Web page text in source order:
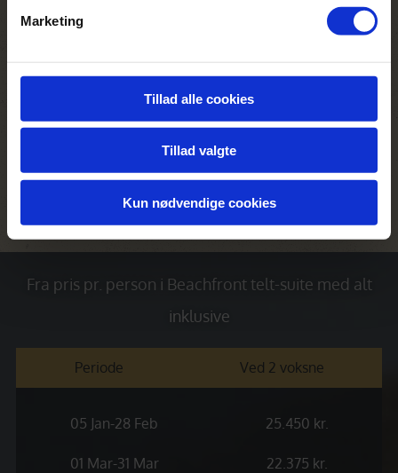
Marketing
Tillad alle cookies
Tillad valgte
Kun nødvendige cookies
Fra pris pr. person i Beachfront telt-suite med alt
inklusive
Periode Ved 2 voksne
05 Jan-28 Feb 25.450 kr.
01 Mar-31 Mar 22.375 kr.